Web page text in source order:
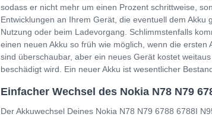
sodass er nicht mehr um einen Prozent schrittweise,
Entwicklungen an Ihrem Gerät, die eventuell dem
Nutzung oder beim Ladevorgang. Schlimmstenfalls
einen neuen Akku so früh wie möglich, wenn die
sind überschaubar, aber ein neues Gerät kostet
beschädigt wird. Ein neuer Akku ist wesentlicher
Einfacher Wechsel des Nokia N78 N79
Der Akkuwechsel Deines Nokia N78 N79 6788 6788I